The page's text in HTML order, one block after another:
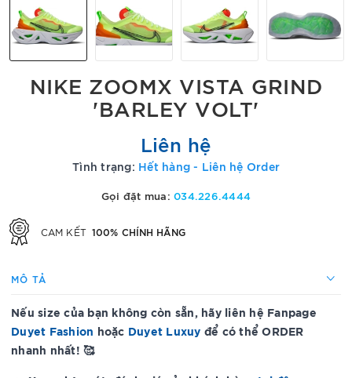
NIKE ZOOMX VISTA GRIND
'BARLEY VOLT'
Liên hệ
Tình trạng: Hết hàng - Liên hệ Order
Gọi đặt mua:034.226.4444
CAM KẾT 100% CHÍNH HÃNG
MÔ TẢ
Nếu size của bạn không còn sẵn, hãy liên hệ Fanpage
Duyet Fashion hoặc Duyet Luxuy để có thể ORDER
nhanh nhất! 🥰